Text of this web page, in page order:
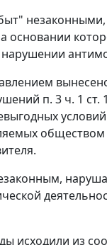
п. 3 ч. 1 ст.
исходили из